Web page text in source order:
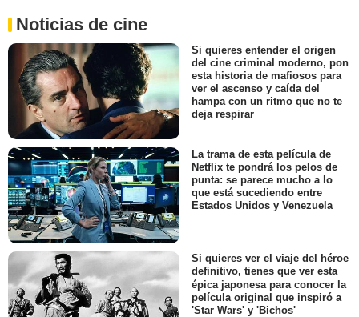
Noticias de cine
Si quieres entender el origen
del cine criminal moderno, pon
esta historia de mafiosos para
ver el ascenso y caída del
hampa con un ritmo que no te
deja respirar
La trama de esta película de
Netflix te pondrá los pelos de
punta: se parece mucho a lo
que está sucediendo entre
Estados Unidos y Venezuela
Si quieres ver el viaje del héroe
definitivo, tienes que ver esta
épica japonesa para conocer la
película original que inspiró a
'Star Wars' y 'Bichos'